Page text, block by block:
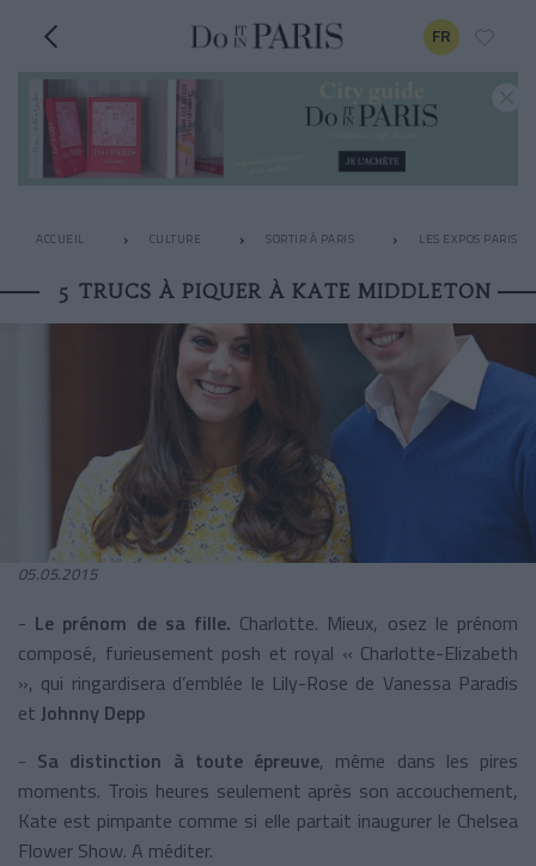
FR
ACCUEIL CULTURE SORTIR À PARIS LES EXPOS
5 TRUCS À PIQUER À KATE MIDDLETON
05.05.2015
- Le prénom de sa fille. Charlotte. Mieux, osez le prénom
composé, furieusement posh et royal « Charlotte-Elizabeth
», qui ringardisera d’emblée le Lily-Rose de Vanessa Paradis
et Johnny Depp
- Sa distinction à toute épreuve, même dans les pires
moments. Trois heures seulement après son accouchement,
Kate est pimpante comme si elle partait inaugurer le Chelsea
Flower Show. A méditer.